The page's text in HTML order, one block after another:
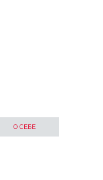
О СЕБЕ